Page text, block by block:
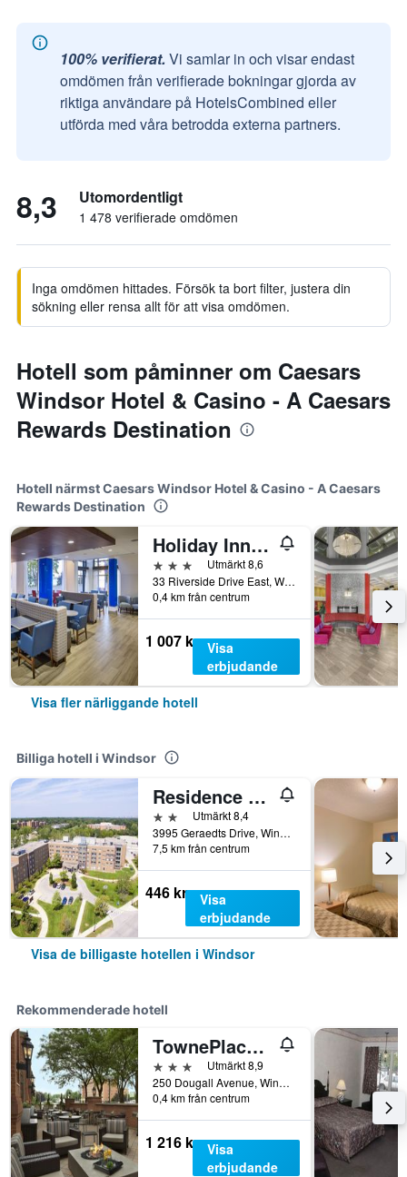
100% verifierat. Vi samlar in och visar endast
omdömen från verifierade bokningar gjorda av
riktiga användare på HotelsCombined eller
utförda med våra betrodda externa partners.
8,3 Utomordentligt
1 478 verifierade omdömen
Inga omdömen hittades. Försök ta bort filter, justera din
sökning eller rensa allt för att visa omdömen.
Hotell som påminner om Caesars
Windsor Hotel & Casino - A Caesars
Rewards Destination
Hotell närmst Caesars Windsor Hotel & Casino - A Caesars
Rewards Destination
Holiday Inn Express Windsor Waterfront By IHG
3 stjärnorUtmärkt 8,6
33 Riverside Drive East, Windsor, ON, Kanada
0,4 km från centrum
1 007 kr Visa
erbjudande
Visa fler närliggande hotell
Billiga hotell i Windsor
Residence & Conference Centre - Windsor
2 stjärnorUtmärkt 8,4
3995 Geraedts Drive, Windsor, ON, Kanada
7,5 km från centrum
446 kr
Visa
erbjudande
Visa de billigaste hotellen i Windsor
Rekommenderade hotell
TownePlace Suites by Marriott Windsor
3 stjärnorUtmärkt 8,9
250 Dougall Avenue, Windsor, ON, Kanada
0,4 km från centrum
1 216 kr Visa
erbjudande